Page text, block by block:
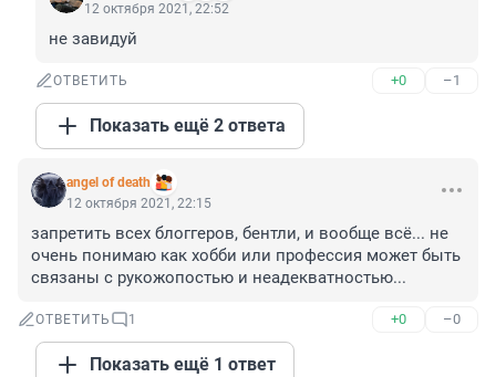
12 октября 2021, 22:52
не завидуй
ОТВЕТИТЬ +0 –1
Показать ещё 2 ответа
angel of death
12 октября 2021, 22:15
запретить всех блоггеров, бентли, и вообще всё... не
очень понимаю как хобби или профессия может быть
связаны с рукожопостью и неадекватностью...
ОТВЕТИТЬ 1 +0 –0
Показать ещё 1 ответ